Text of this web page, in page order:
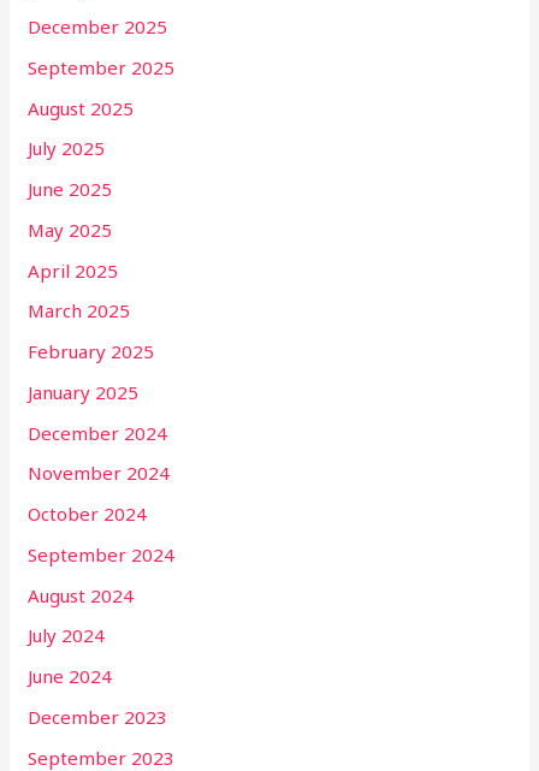
December 2025
September 2025
August 2025
July 2025
June 2025
May 2025
April 2025
March 2025
February 2025
January 2025
December 2024
November 2024
October 2024
September 2024
August 2024
July 2024
June 2024
December 2023
September 2023